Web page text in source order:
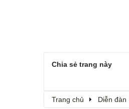
Chia sẻ trang này
Trang chủ Diễn đàn